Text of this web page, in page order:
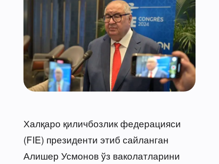
Халқаро қиличбозлик федерацияси
(FIE) президенти этиб сайланган
Алишер Усмонов ўз ваколатларини